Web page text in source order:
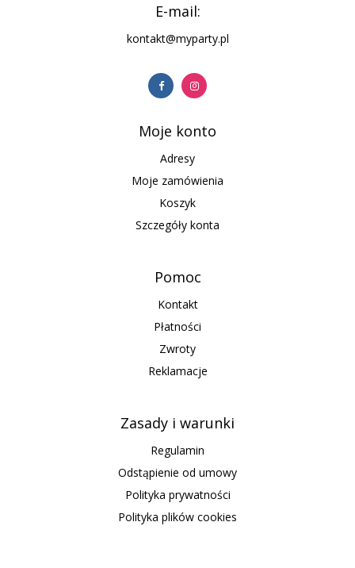
E-mail:
kontakt@myparty.pl
Moje konto
Adresy
Moje zamówienia
Koszyk
Szczegóły konta
Pomoc
Kontakt
Płatności
Zwroty
Reklamacje
Zasady i warunki
Regulamin
Odstąpienie od umowy
Polityka prywatności
Polityka plików cookies